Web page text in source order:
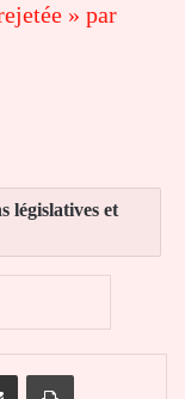
» par
législatives et
Partager par email Imprimer